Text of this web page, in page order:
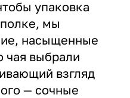
упаковка
полке, мы
насыщенные
чая выбрали
взгляд
— сочные